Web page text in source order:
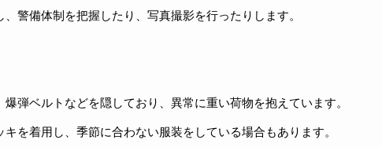
警備体制を把握したり、写真撮影を行ったりします。
弾ベルトなどを隠しており、異常に重い荷物を抱えています。
を着用し、季節に合わない服装をしている場合もあります。